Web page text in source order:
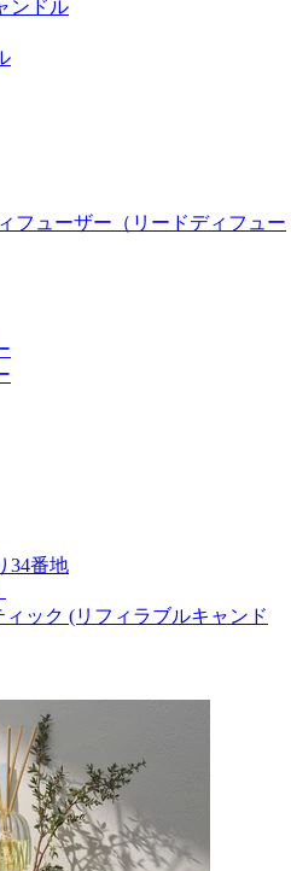
ンドル
フューザー（リードディフュー
34番地
ック (リフィラブルキャンド